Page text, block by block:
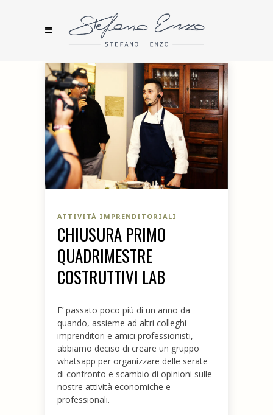
ATTIVITÀ IMPRENDITORIALI
CHIUSURA PRIMO
QUADRIMESTRE
COSTRUTTIVI LAB
E’ passato poco più di un anno da
quando, assieme ad altri colleghi
imprenditori e amici professionisti,
abbiamo deciso di creare un gruppo
whatsapp per organizzare delle serate
di confronto e scambio di opinioni sulle
nostre attività economiche e
professionali.